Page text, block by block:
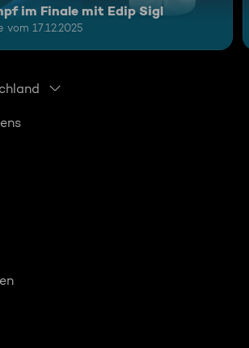
im Finale mit Edip Sigl
vom 17.12.2025